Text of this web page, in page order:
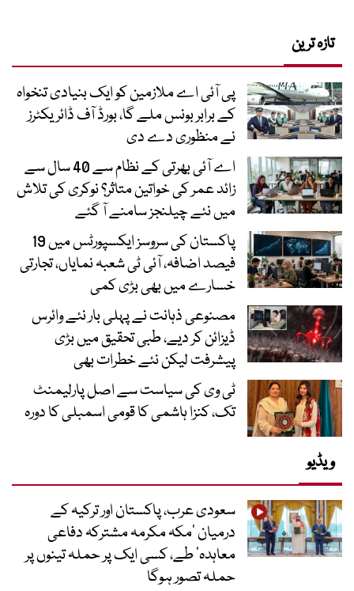
تازہ ترین
پی آئی اے ملازمین کو ایک بنیادی تنخواہ
کے برابر بونس ملے گا، بورڈ آف ڈائریکٹرز
نے منظوری دے دی
اے آئی بھرتی کے نظام سے 40 سال سے
زائد عمر کی خواتین متاثر؟ نوکری کی تلاش
میں نئے چیلنجز سامنے آ گئے
پاکستان کی سروسز ایکسپورٹس میں 19
فیصد اضافہ، آئی ٹی شعبہ نمایاں، تجارتی
خسارے میں بھی بڑی کمی
مصنوعی ذہانت نے پہلی بار نئے وائرس
ڈیزائن کر دیے، طبی تحقیق میں بڑی
پیشرفت لیکن نئے خطرات بھی
ٹی وی کی سیاست سے اصل پارلیمنٹ
تک، کنزا ہاشمی کا قومی اسمبلی کا دورہ
ویڈیو
سعودی عرب، پاکستان اور ترکیہ کے
درمیان ’مکہ مکرمہ مشترکہ دفاعی
معاہدہ‘ طے، کسی ایک پر حملہ تینوں پر
حملہ تصور ہوگا